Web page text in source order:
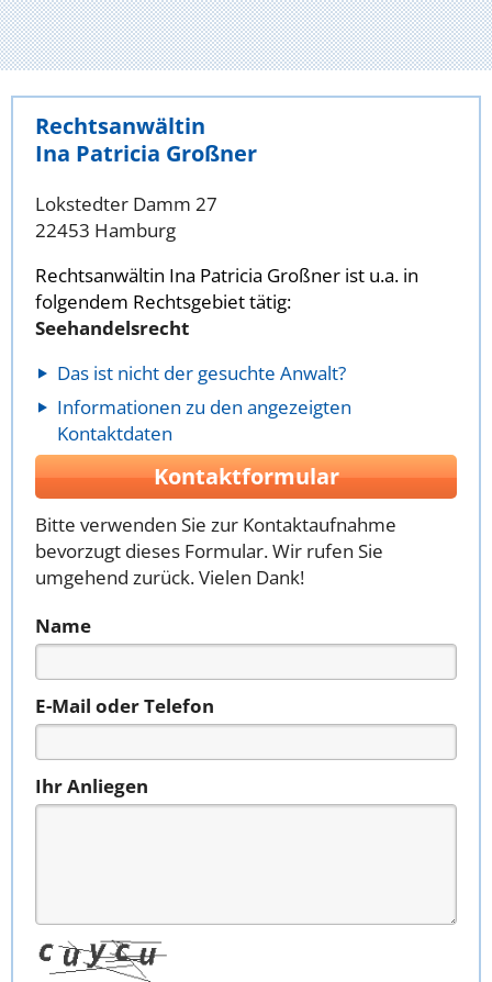
Rechtsanwältin
Ina Patricia Großner
Lokstedter Damm 27
22453 Hamburg
Rechtsanwältin Ina Patricia Großner ist u.a. in
folgendem Rechtsgebiet tätig:
Seehandelsrecht
Das ist nicht der gesuchte Anwalt?
Informationen zu den angezeigten
Kontaktdaten
Kontaktformular
Bitte verwenden Sie zur Kontaktaufnahme
bevorzugt dieses Formular. Wir rufen Sie
umgehend zurück. Vielen Dank!
Name
E-Mail oder Telefon
Ihr Anliegen